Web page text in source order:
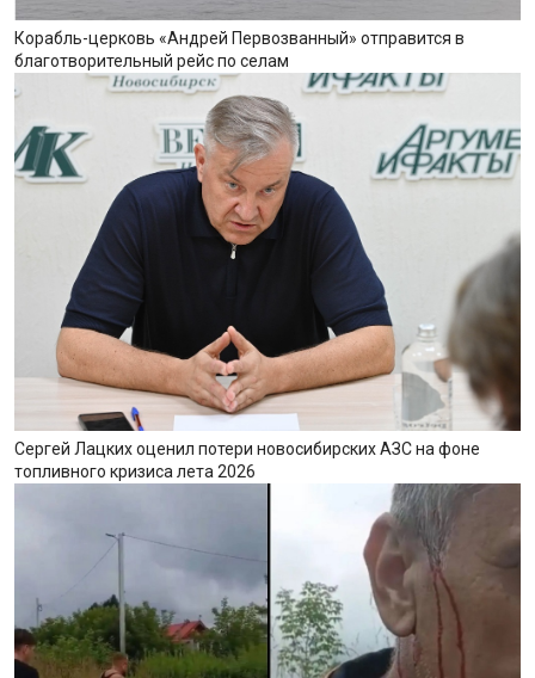
Корабль-церковь «Андрей Первозванный» отправится в
благотворительный рейс по селам
Сергей Лацких оценил потери новосибирских АЗС на фоне
топливного кризиса лета 2026